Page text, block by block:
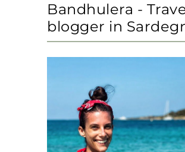
Bandhulera -
blogger in